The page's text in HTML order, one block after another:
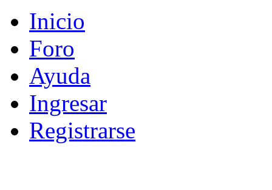
Inicio
Foro
Ayuda
Ingresar
Registrarse